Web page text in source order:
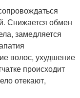
Снижается обмен
замедляется
волос, ухудшение
происходит
отекают,